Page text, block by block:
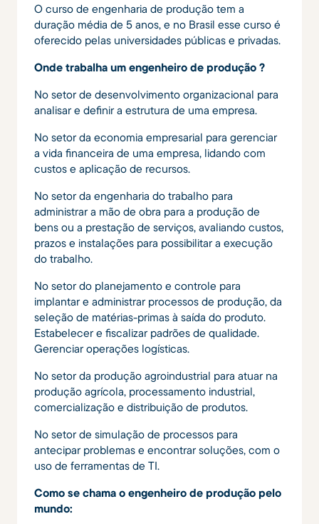
O curso de engenharia de produção tem a
duração média de 5 anos, e no Brasil esse curso é
oferecido pelas universidades públicas e privadas.
Onde trabalha um engenheiro de produção ?
No setor de desenvolvimento organizacional para
analisar e definir a estrutura de uma empresa.
No setor da economia empresarial para gerenciar
a vida financeira de uma empresa, lidando com
custos e aplicação de recursos.
No setor da engenharia do trabalho para
administrar a mão de obra para a produção de
bens ou a prestação de serviços, avaliando custos,
prazos e instalações para possibilitar a execução
do trabalho.
No setor do planejamento e controle para
implantar e administrar processos de produção, da
seleção de matérias-primas à saída do produto.
Estabelecer e fiscalizar padrões de qualidade.
Gerenciar operações logísticas.
No setor da produção agroindustrial para atuar na
produção agrícola, processamento industrial,
comercialização e distribuição de produtos.
No setor de simulação de processos para
antecipar problemas e encontrar soluções, com o
uso de ferramentas de TI.
Como se chama o engenheiro de produção pelo
mundo: